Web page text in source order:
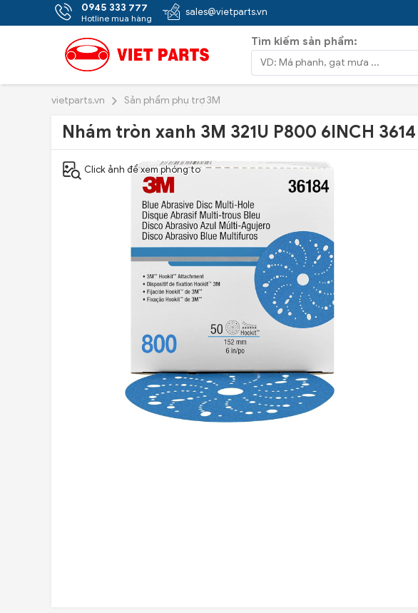
0945 333 777
Hotline mua hàng
sales@vietparts.vn
Tìm kiếm sản phẩm:
vietparts.vn Sản phẩm phụ trợ 3M
Nhám tròn xanh 3M 321U P800 6INCH 3614
Click ảnh để xem phóng to